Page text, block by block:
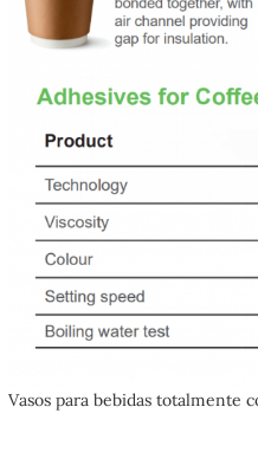
Vasos para bebidas totalmente